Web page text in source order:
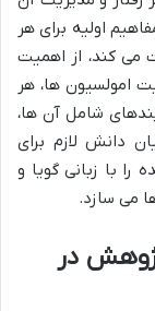
اولیه برای هر
می کند، از اهمیت
امولسیون ها، هر
شامل آن ها،
دانش لازم برای
با زبانی گویا و
می سازد.
در